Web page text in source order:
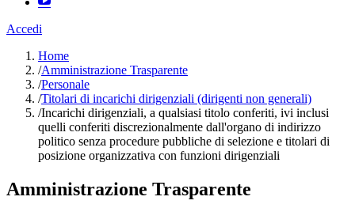
Accedi
Home
/Amministrazione Trasparente
/Personale
/Titolari di incarichi dirigenziali (dirigenti non generali)
/Incarichi dirigenziali, a qualsiasi titolo conferiti, ivi inclusi
quelli conferiti discrezionalmente dall'organo di indirizzo
politico senza procedure pubbliche di selezione e titolari di
posizione organizzativa con funzioni dirigenziali
Amministrazione Trasparente